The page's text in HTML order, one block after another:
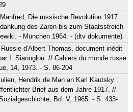
Die russische Revolution 1917 :
des Zaren bis zum Staatsstreich
- München 1964. - (dtv dokumente)
d'Albert Thomas, document inédit
I. Sianoglou. // Cahiers du monde russe
14, 1973. - S. 86-204
Hendrik de Man an Karl Kautsky :
Brief aus dem Jahre 1917. //
Bd. V, 1965. - S. 433-